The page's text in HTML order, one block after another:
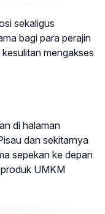
sekaligus
bagi para perajin
mengakses
di halaman
dan sekitarnya
sepekan ke depan
UMKM